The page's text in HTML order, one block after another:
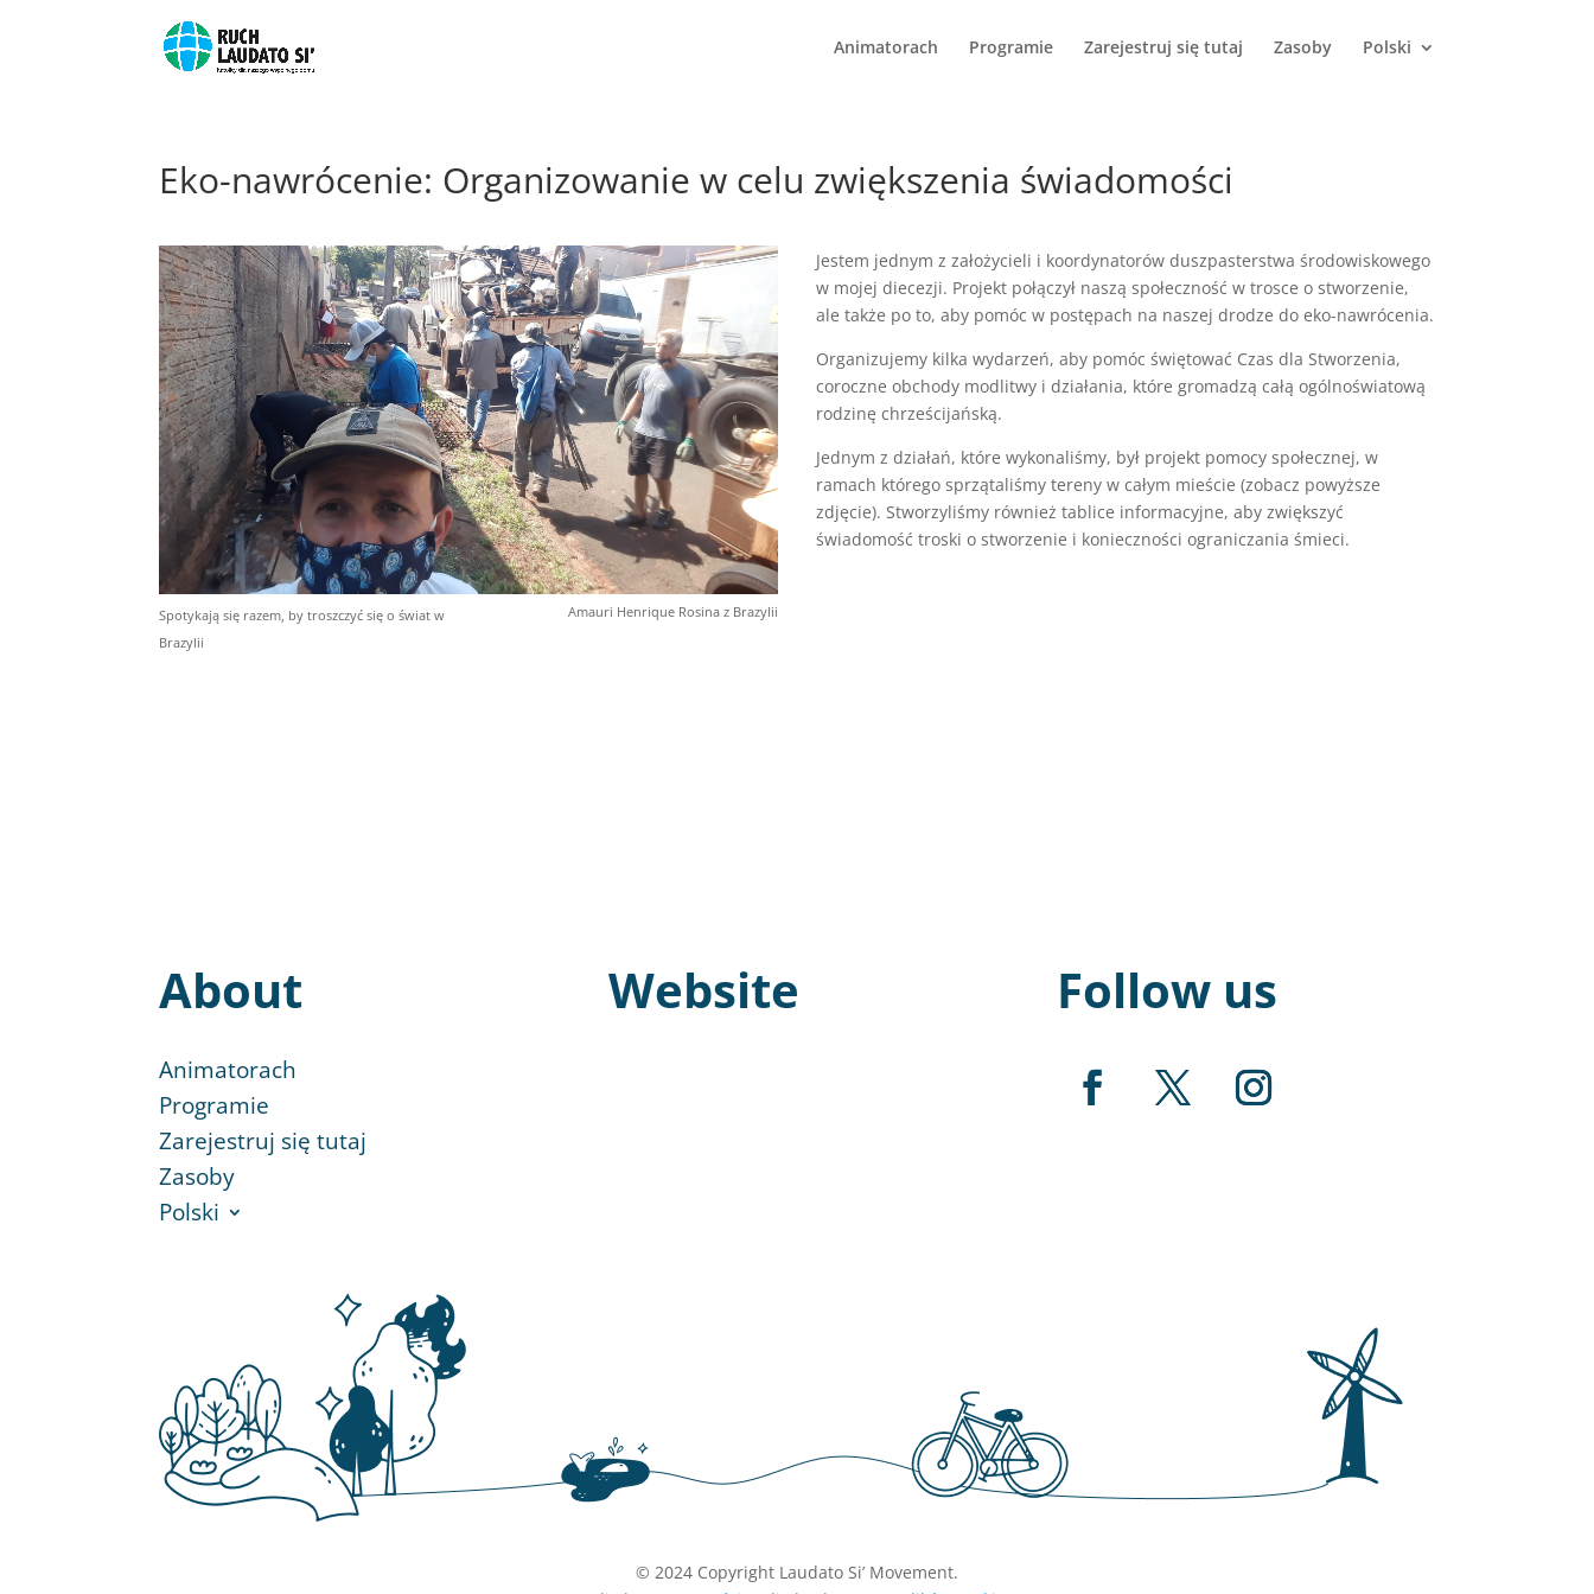
Animatorach Programie Zarejestruj się tutaj Zasoby Polski
Eko-nawrócenie: Organizowanie w celu zwiększenia świadomości
Spotykają się razem, by troszczyć się o świat w
Brazylii
Amauri Henrique Rosina z Brazylii
Jestem jednym z założycieli i koordynatorów duszpasterstwa środowiskowego
w mojej diecezji. Projekt połączył naszą społeczność w trosce o stworzenie,
ale także po to, aby pomóc w postępach na naszej drodze do eko-nawrócenia.
Organizujemy kilka wydarzeń, aby pomóc świętować Czas dla Stworzenia,
coroczne obchody modlitwy i działania, które gromadzą całą ogólnoświatową
rodzinę chrześcijańską.
Jednym z działań, które wykonaliśmy, był projekt pomocy społecznej, w
ramach którego sprzątaliśmy tereny w całym mieście (zobacz powyższe
zdjęcie). Stworzyliśmy również tablice informacyjne, aby zwiększyć
świadomość troski o stworzenie i konieczności ograniczania śmieci.
About
Animatorach
Programie
Zarejestruj się tutaj
Zasoby
Polski
Website Follow us
© 2024 Copyright Laudato Si’ Movement.